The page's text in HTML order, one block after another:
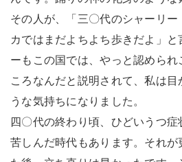
その人が、「三〇代のシャーリー
カではまだよちよち歩きだよ」
ーもこの国では、やっと認められ
ころなんだと説明されて、私は目
うな気持ちになりました。
四〇代の終わり頃、ひどいうつ
苦しんだ時代もあります。それが